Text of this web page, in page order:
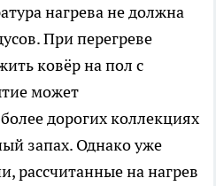
нагрева не должна
При перегреве
ковёр на пол с
может
дорогих коллекциях
запах. Однако уже
рассчитанные на нагрев